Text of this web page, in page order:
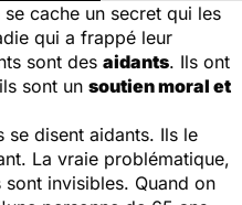
cache un secret qui les
qui a frappé leur
sont des aidants. Ils ont
sont un soutien moral et
se disent aidants. Ils le
La vraie problématique,
invisibles. Quand on